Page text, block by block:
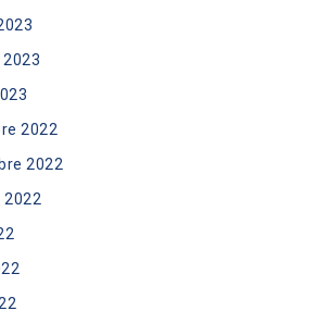
2022
2022
2022